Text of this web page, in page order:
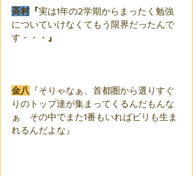
斉村『実は1年の2学期からまったく勉強
についていけなくてもう限界だったんで
す・・・ 』
金八
『そりゃなぁ、首都圏から選りすぐ
りのトップ達が集まってくるんだもんな
ぁ　その中でまた1番もいればビリも生ま
れるんだよな』